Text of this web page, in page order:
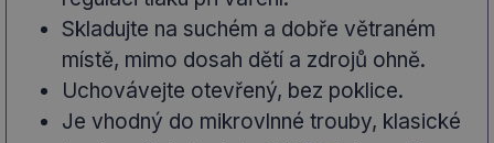
Skladujte na suchém a dobře větraném
místě, mimo dosah dětí a zdrojů ohně.
Uchovávejte otevřený, bez poklice.
Je vhodný do mikrovlnné trouby, klasické